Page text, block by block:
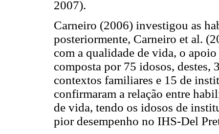
2007).
Carneiro (2006) investigou as
posteriormente, Carneiro et al.
com a qualidade de vida, o
composta por 75 idosos, destes,
contextos familiares e 15 de
confirmaram a relação entre
de vida, tendo os idosos de
pior desempenho no IHS-Del